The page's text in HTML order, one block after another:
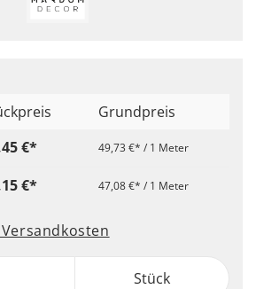
Grundpreis
€* 49,73 €* / 1 Meter
€* 47,08 €* / 1 Meter
Stück